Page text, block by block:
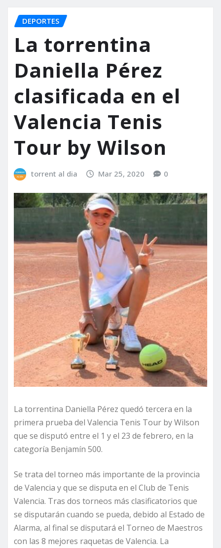
DEPORTES
La torrentina
Daniella Pérez
clasificada en el
Valencia Tenis
Tour by Wilson
torrent al dia Mar 25, 2020 0
La torrentina Daniella Pérez quedó tercera en la
primera prueba del Valencia Tenis Tour by Wilson
que se disputó entre el 1 y el 23 de febrero, en la
categoría Benjamín 500.
Se trata del torneo más importante de la provincia
de Valencia y que se disputa en el Club de Tenis
Valencia. Tras dos torneos más clasificatorios que
se disputarán cuando se pueda, debido al Estado de
Alarma, al final se disputará el Torneo de Maestros
con las 8 mejores raquetas de Valencia. La